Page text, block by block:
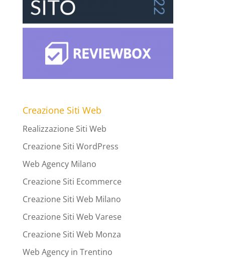
Creazione Siti Web
Realizzazione Siti Web
Creazione Siti WordPress
Web Agency Milano
Creazione Siti Ecommerce
Creazione Siti Web Milano
Creazione Siti Web Varese
Creazione Siti Web Monza
Web Agency in Trentino